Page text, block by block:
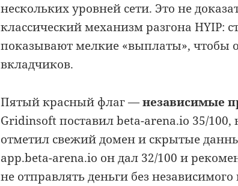
нескольких уровней сети. Это не
классический механизм разгона HYIP:
показывают мелкие «выплаты», чтобы
вкладчиков.
Пятый красный флаг —независимые
Gridinsoft поставил beta-arena.io 35/100,
отметил свежий домен и скрытые
app.beta-arena.io он дал 32/100 и
не отправлять деньги без